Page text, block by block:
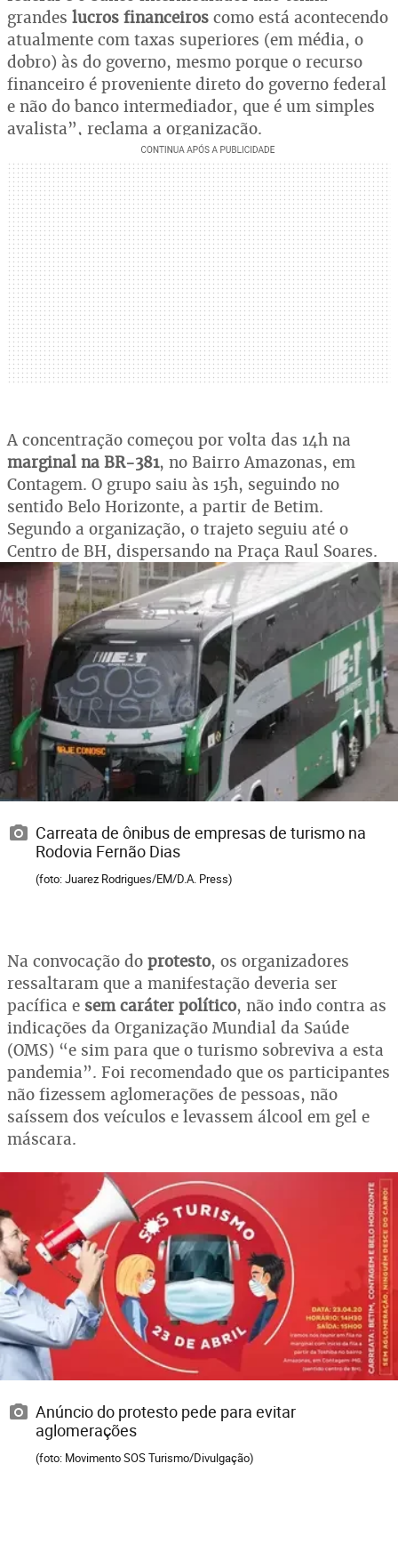
grandes lucros financeiros como está acontecendo
atualmente com taxas superiores (em média, o
dobro) às do governo, mesmo porque o recurso
financeiro é proveniente direto do governo federal
e não do banco intermediador, que é um simples
avalista”, reclama a organização.
A concentração começou por volta das 14h na
marginal na BR-381, no Bairro Amazonas, em
Contagem. O grupo saiu às 15h, seguindo no
sentido Belo Horizonte, a partir de Betim.
Segundo a organização, o trajeto seguiu até o
Centro de BH, dispersando na Praça Raul Soares.
Carreata de ônibus de empresas de turismo na
Rodovia Fernão Dias
(foto: Juarez Rodrigues/EM/D.A. Press)
Na convocação do protesto, os organizadores
ressaltaram que a manifestação deveria ser
pacífica e sem caráter político, não indo contra as
indicações da Organização Mundial da Saúde
(OMS) “e sim para que o turismo sobreviva a esta
pandemia”. Foi recomendado que os participantes
não fizessem aglomerações de pessoas, não
saíssem dos veículos e levassem álcool em gel e
máscara.
Anúncio do protesto pede para evitar
aglomerações
(foto: Movimento SOS Turismo/Divulgação)